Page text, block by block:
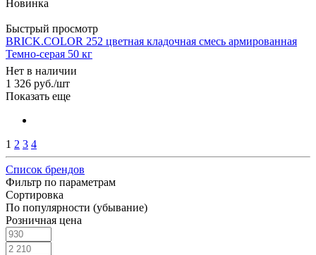
Быстрый просмотр
BRICK.COLOR 252 цветная кладочная смесь армированная
Темно-серая 50 кг
Нет в наличии
1 326 руб./шт
Показать еще
1 2 3 4
Список брендов
Фильтр по параметрам
Сортировка
По популярности (убывание)
Розничная цена